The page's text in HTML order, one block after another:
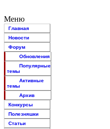
Меню
Главная
Новости
Форум
Обновления
Популярные
темы
Активные
темы
Архив
Конкурсы
Полезняшки
Статьи